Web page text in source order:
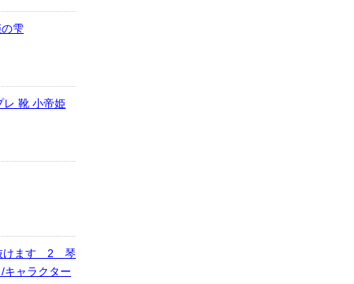
雫
レ 靴 小帝姫
けます 2 琴
ャラクター